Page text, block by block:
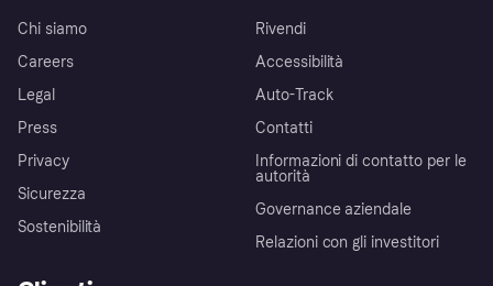
Chi siamo
Careers
Legal
Press
Privacy
Sicurezza
Sostenibilità
Rivendi
Accessibilità
Auto-Track
Contatti
Informazioni di contatto per le
autorità
Governance aziendale
Relazioni con gli investitori